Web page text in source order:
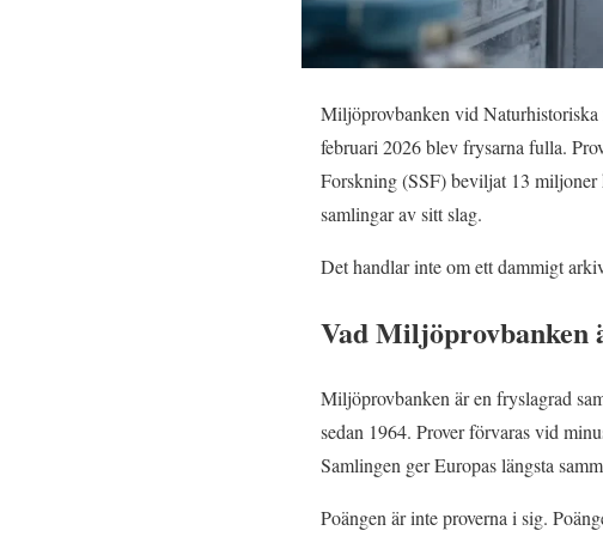
Miljöprovbanken vid Naturhistoriska
februari 2026 blev frysarna fulla.
Forskning (SSF) beviljat 13 miljoner
samlingar av sitt slag.
Det handlar inte om ett dammigt
Vad Miljöprovbanken
Miljöprovbanken är en fryslagrad
sedan 1964. Prover förvaras vid
Samlingen ger Europas längsta
Poängen är inte proverna i sig.